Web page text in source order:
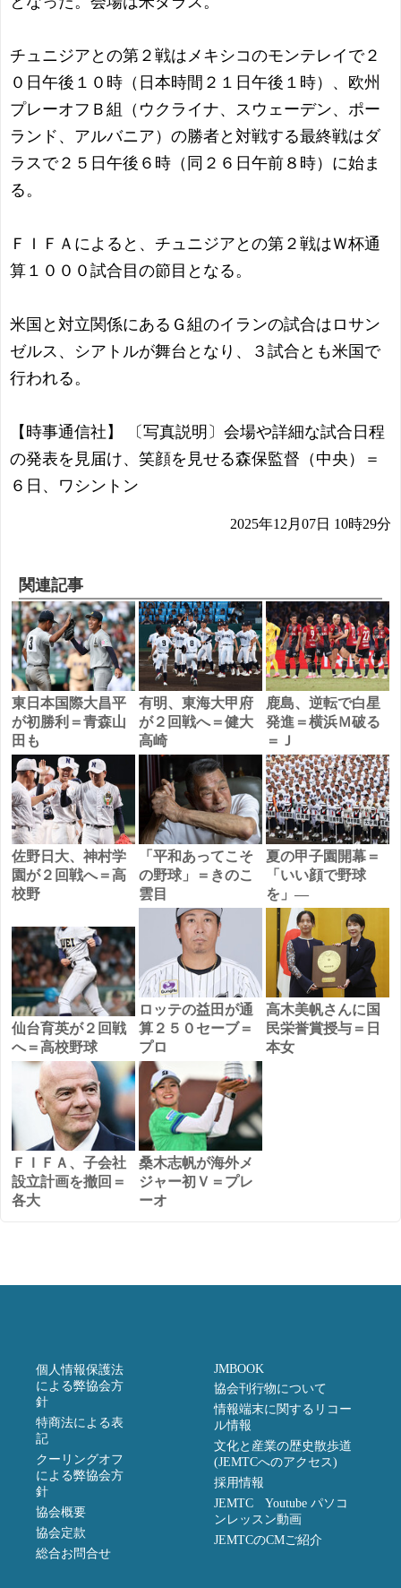
チュニジアとの第２戦はメキシコのモンテレイで２
０日午後１０時（日本時間２１日午後１時）、欧州
プレーオフＢ組（ウクライナ、スウェーデン、ポー
ランド、アルバニア）の勝者と対戦する最終戦はダ
ラスで２５日午後６時（同２６日午前８時）に始ま
る。
ＦＩＦＡによると、チュニジアとの第２戦はＷ杯通
算１０００試合目の節目となる。
米国と対立関係にあるＧ組のイランの試合はロサン
ゼルス、シアトルが舞台となり、３試合とも米国で
行われる。
【時事通信社】 〔写真説明〕会場や詳細な試合日程
の発表を見届け、笑顔を見せる森保監督（中央）＝
６日、ワシントン
2025年12月07日 10時29分
関連記事
東日本国際大昌平
が初勝利＝青森山
田も
有明、東海大甲府
が２回戦へ＝健大
高崎
鹿島、逆転で白星
発進＝横浜Ｍ破る
＝Ｊ
佐野日大、神村学
園が２回戦へ＝高
校野
「平和あってこそ
の野球」＝きのこ
雲目
夏の甲子園開幕＝
「いい顔で野球
を」―
仙台育英が２回戦
へ＝高校野球
ロッテの益田が通
算２５０セーブ＝
プロ
高木美帆さんに国
民栄誉賞授与＝日
本女
ＦＩＦＡ、子会社
設立計画を撤回＝
各大
桑木志帆が海外メ
ジャー初Ｖ＝プレ
ーオ
個人情報保護法
による弊協会方
針
特商法による表
記
クーリングオフ
による弊協会方
針
協会概要
協会定款
総合お問合せ
JMBOOK
協会刊行物について
情報端末に関するリコー
ル情報
文化と産業の歴史散歩道
(JEMTCへのアクセス)
採用情報
JEMTC Youtube パソコ
ンレッスン動画
JEMTCのCMご紹介